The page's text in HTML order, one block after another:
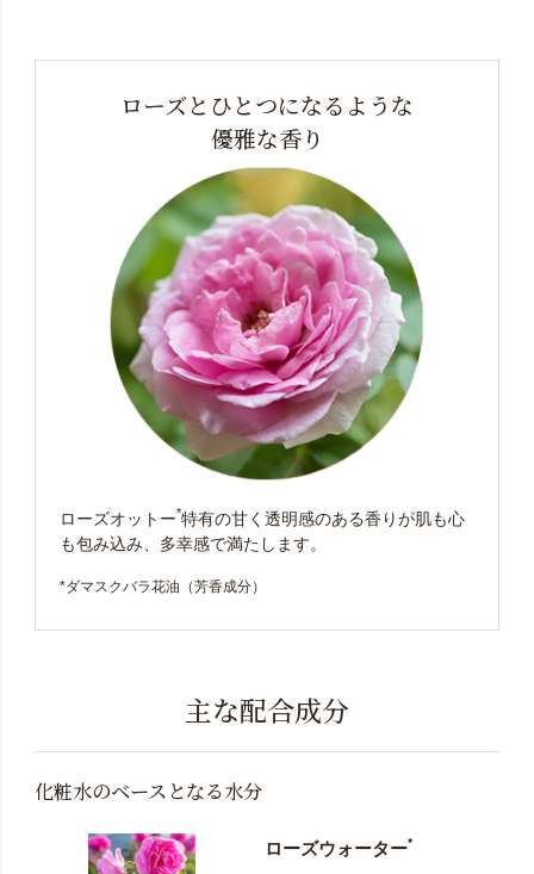
ローズとひとつになるような
優雅な香り
ローズオットー*特有の甘く透明感のある香りが肌も心
も包み込み、多幸感で満たします。
*ダマスクバラ花油（芳香成分）
主な配合成分
化粧水のベースとなる水分
ローズウォーター*